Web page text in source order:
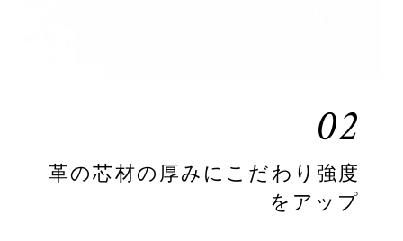
02
革の芯材の厚みにこだわり強度
をアップ